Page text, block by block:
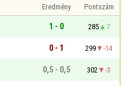
Eredmény
Pontszám
1 - 0 285
7
0 - 1 299
-14
0,5 - 0,5 302
-3